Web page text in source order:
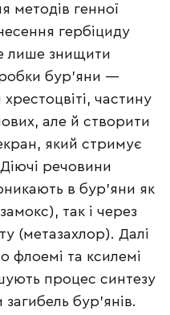
методів генної
гербіциду
лише знищити
бур’яни —
частину
але й створити
який стримує
речовини
в бур’яни як
так і через
(метазахлор). Далі
флоемі та ксилемі
процес синтезу
бур’янів.